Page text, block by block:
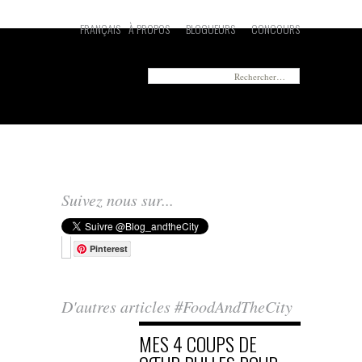
CONCOURS
BLOGUEURS
À PROPOS
FRANÇAIS
Suivez nous sur...
Pinterest
D'autres articles #FoodAndTheCity
MES 4 COUPS DE